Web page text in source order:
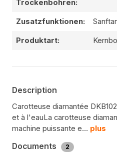
Trockenbohren:
Zusatzfunktionen:
Produktart:
Description
Carotteuse diamantée
et à l'eauLa carotteuse
machine puissante e… plus
Documents 2